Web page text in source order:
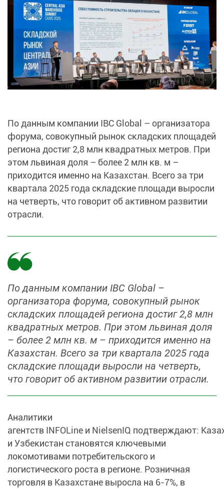
По данным компании IBC Global – организатора
форума, совокупный рынок складских площадей
региона достиг 2,8 млн квадратных метров. При
этом львиная доля – более 2 млн кв. м –
приходится именно на Казахстан. Всего за три
квартала 2025 года складские площади выросли
на четверть, что говорит об активном развитии
отрасли.
По данным компании IBC Global –
организатора форума, совокупный рынок
складских площадей региона достиг 2,8 млн
квадратных метров. При этом львиная доля
– более 2 млн кв. м – приходится именно на
Казахстан. Всего за три квартала 2025 года
складские площади выросли на четверть,
что говорит об активном развитии отрасли.
Аналитики
агентств INFOLine и NielsenIQ подтверждают:
и Узбекистан становятся ключевыми
локомотивами потребительского и
логистического роста в регионе. Розничная
торговля в Казахстане выросла на 6-7%, в